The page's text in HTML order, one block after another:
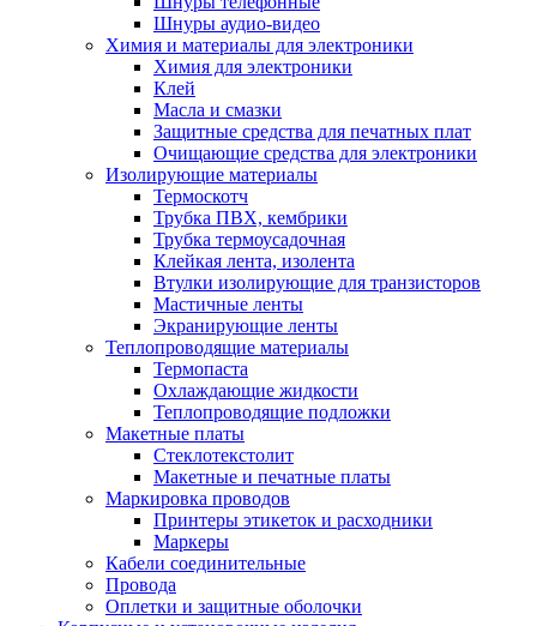
Шнуры аудио-видео
Химия и материалы для электроники
Химия для электроники
Клей
Масла и смазки
Защитные средства для печатных плат
Очищающие средства для электроники
Изолирующие материалы
Термоскотч
Трубка ПВХ, кембрики
Трубка термоусадочная
Клейкая лента, изолента
Втулки изолирующие для транзисторов
Мастичные ленты
Экранирующие ленты
Теплопроводящие материалы
Термопаста
Охлаждающие жидкости
Теплопроводящие подложки
Макетные платы
Стеклотекстолит
Макетные и печатные платы
Маркировка проводов
Принтеры этикеток и расходники
Маркеры
Кабели соединительные
Провода
Оплетки и защитные оболочки